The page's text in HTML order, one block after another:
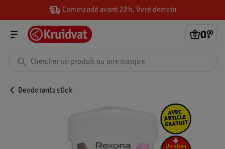
Commandé avant 22h, livré demain
0.
00
Deodorants stick